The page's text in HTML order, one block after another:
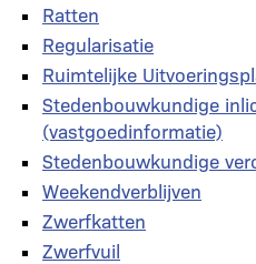
Ratten
Regularisatie
Ruimtelijke
Stedenbouwkundige
(vastgoedinformatie)
Stedenbouwkundige
Weekendverblijven
Zwerfkatten
Zwerfvuil